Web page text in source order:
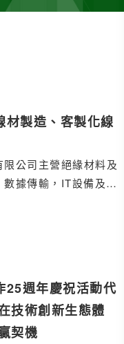
材製造、客製化線
公司主營絕緣材料及
據傳輸，IT設備及連
25週年慶祝活動代
技術創新生態體
契機